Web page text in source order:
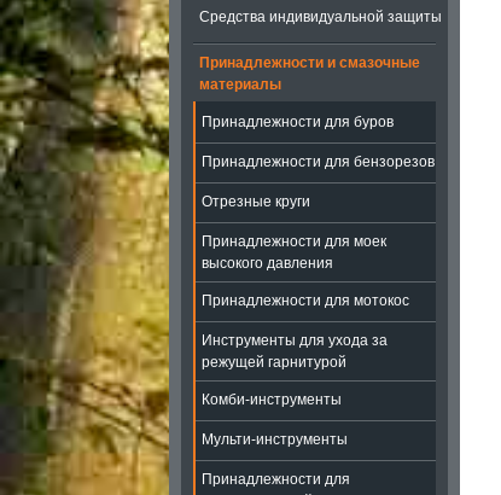
Средства индивидуальной защиты
Принадлежности и смазочные
материалы
Принадлежности для буров
Принадлежности для бензорезов
Отрезные круги
Принадлежности для моек
высокого давления
Принадлежности для мотокос
Инструменты для ухода за
режущей гарнитурой
Комби-инструменты
Мульти-инструменты
Принадлежности для